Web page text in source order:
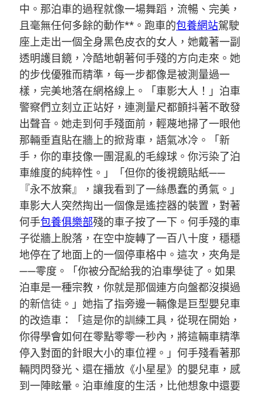
中。那泊車的過程就像一場舞蹈，流暢、完美，
且毫無任何多餘的動作**。跑車的包養網站駕駛
座上走出一個全身黑色皮衣的女人，她戴著一副
透明護目鏡，冷酷地朝著何手殘的方向走來。她
的步伐優雅而精準，每一步都像是被測量過一
樣，完美地落在網格線上。「車影大人！」泊車
警察們立刻立正站好，連測量尺都顫抖著不敢發
出聲音。她走到何手殘面前，輕蔑地掃了一眼他
那輛垂直貼在牆上的掀背車，語氣冰冷。「新
手，你的車技像一團混亂的毛線球。你污染了泊
車維度的純粹性。」「但你的後視鏡貼紙——
『永不放棄』，讓我看到了一絲愚蠢的勇氣。」
車影大人突然掏出一個像是遙控器的裝置，對著
何手包養俱樂部殘的車子按了一下。何手殘的車
子從牆上脫落，在空中旋轉了一百八十度，穩穩
地停在了地面上的一個停車格中。這次，夾角是
——零度。「你被分配給我的泊車學徒了。如果
泊車是一種宗教，你就是那個連方向盤都沒摸過
的新信徒。」她指了指旁邊一輛像是巨型嬰兒車
的改造車：「這是你的訓練工具，從現在開始，
你得學會如何在零點零零一秒內，將這輛車精準
停入對面的針眼大小的車位裡。」何手殘看著那
輛閃閃發光、還在播放《小星星》的嬰兒車，感
到一陣眩暈。泊車維度的生活，比他想象中還要